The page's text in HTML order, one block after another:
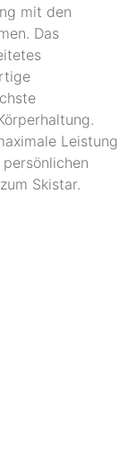
mit den
Das
Leistung
Skistar.